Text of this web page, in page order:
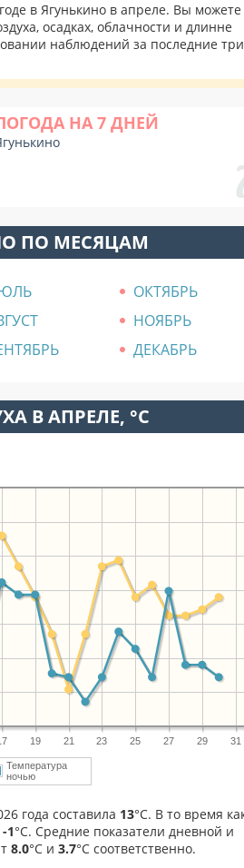
в Ягунькино в апреле. Вы можете
осадках, облачности и длинне
наблюдений за последние три
НА 7 ДНЕЙ
ПО МЕСЯЦАМ
ОКТЯБРЬ
НОЯБРЬ
ДЕКАБРЬ
В АПРЕЛЕ, °C
19 21 23 25 27 29 31
Температура
ночью
года составила 13°С. В то время
-1°C. Средние показатели дневной и
8.0°С и 3.7°С соответственно.